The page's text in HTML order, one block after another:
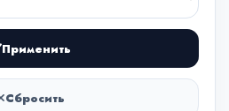
Применить
Сбросить